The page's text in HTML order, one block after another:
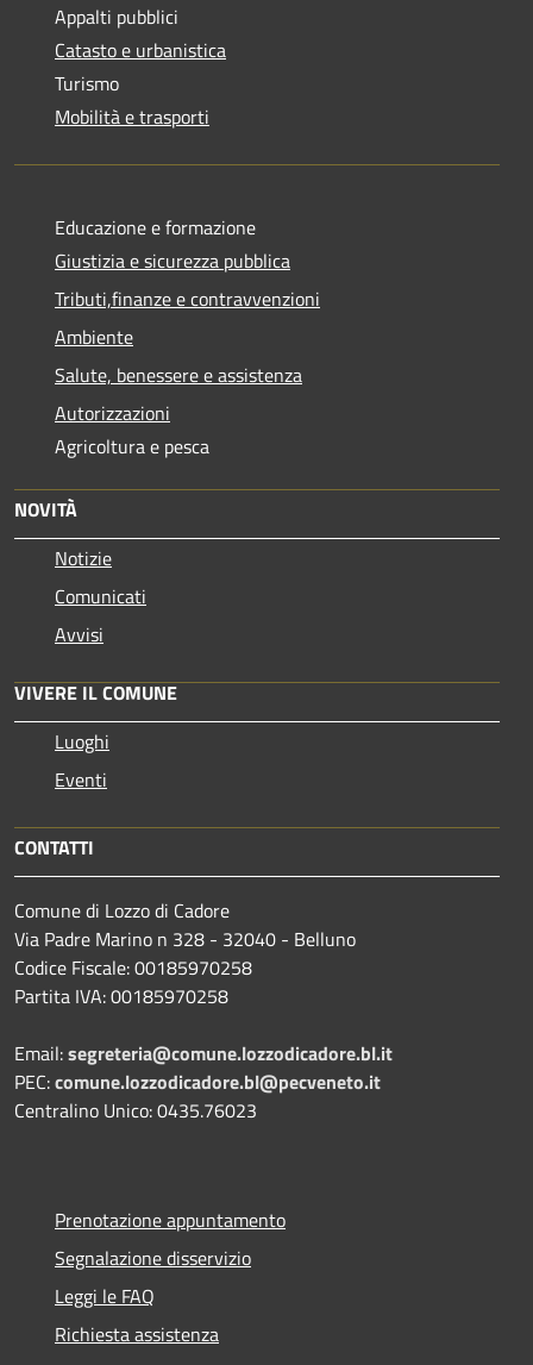
Appalti pubblici
Catasto e urbanistica
Turismo
Mobilità e trasporti
Educazione e formazione
Giustizia e sicurezza pubblica
Tributi,finanze e contravvenzioni
Ambiente
Salute, benessere e assistenza
Autorizzazioni
Agricoltura e pesca
NOVITÀ
Notizie
Comunicati
Avvisi
VIVERE IL COMUNE
Luoghi
Eventi
CONTATTI
Comune di Lozzo di Cadore
Via Padre Marino n 328 - 32040 - Belluno
Codice Fiscale: 00185970258
Partita IVA: 00185970258
Email:segreteria@comune.lozzodicadore.bl.it
PEC:comune.lozzodicadore.bl@pecveneto.it
Centralino Unico: 0435.76023
Prenotazione appuntamento
Segnalazione disservizio
Leggi le FAQ
Richiesta assistenza